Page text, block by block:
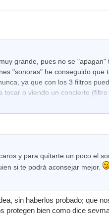
grande, pues no se "apagan"
"sonoras" he conseguido que
ya que con los 3 filtros
tocar o viendo un concierto (filtro
y para quitarte un poco el
si te podrá aconsejar mejor.
sin haberlos probado; que
protegen bien como dice